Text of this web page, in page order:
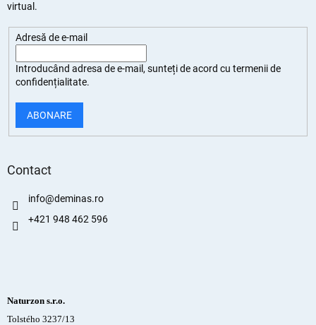
virtual.
Adresă de e-mail
Introducând adresa de e-mail, sunteți deacord cu termenii de
confidențialitate.
ABONARE
Contact
info@deminas.ro
+421 948 462 596
Naturzon s.r.o.
Tolstého 3237/13